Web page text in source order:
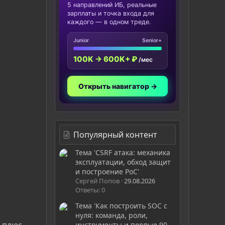
5 направлений ИБ, реальные
зарплаты и точка входа для
каждого — в одном треде.
Junior Senior+
100K → 600K+ ₽ /мес
Открыть навигатор →
Популярный контент
Тема 'CSRF атака: механика
эксплуатации, обход защит
и построение PoC'
Сергей Попов 29.08.2026
Ответы: 0
Тема 'Как построить SOC с
нуля: команда, роли,